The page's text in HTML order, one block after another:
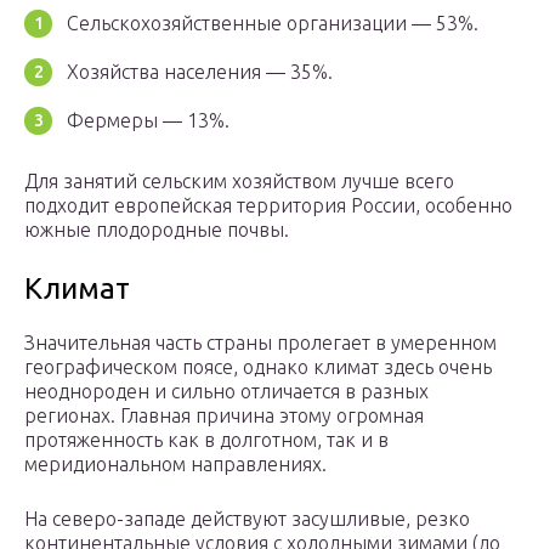
Сельскохозяйственные организации — 53%.
Хозяйства населения — 35%.
Фермеры — 13%.
Для занятий сельским хозяйством лучше всего
подходит европейская территория России, особенно
южные плодородные почвы.
Климат
Значительная часть страны пролегает в умеренном
географическом поясе, однако климат здесь очень
неоднороден и сильно отличается в разных
регионах. Главная причина этому огромная
протяженность как в долготном, так и в
меридиональном направлениях.
На северо-западе действуют засушливые, резко
континентальные условия с холодными зимами (до